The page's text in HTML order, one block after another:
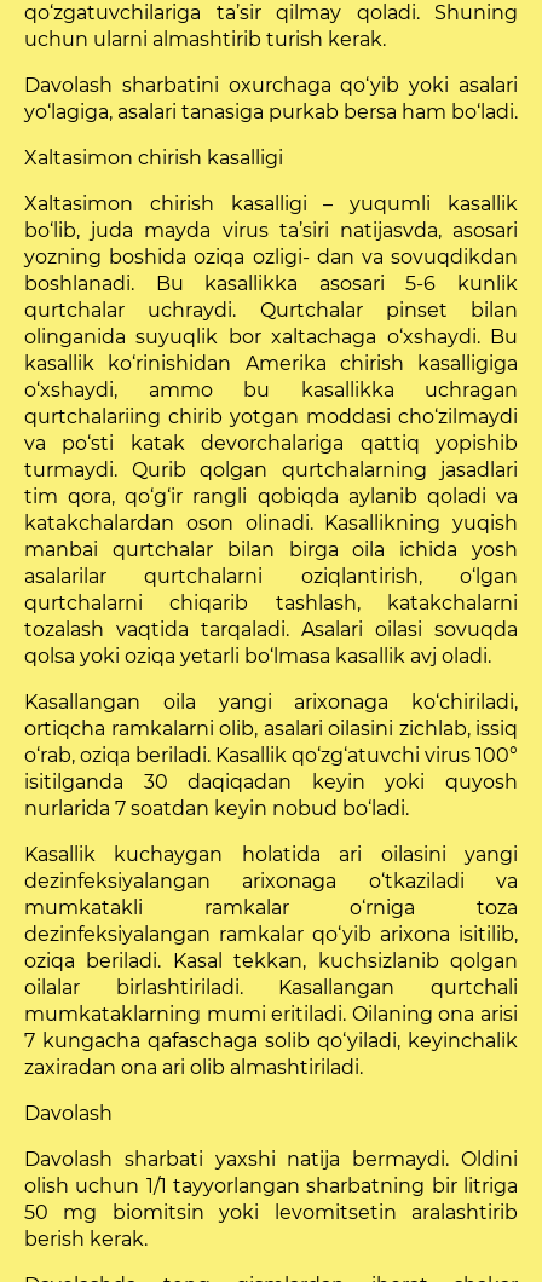
qo‘zgatuvchilariga ta’sir qilmay qoladi. Shuning
uchun ular­ni almashtirib turish kerak.
Davolash sharbatini oxurchaga qo‘yib yoki asalari
yo‘la­giga, asalari tanasiga purkab bersa ham bo‘ladi.
Xaltasimon chirish kasalligi
Xaltasimon chirish kasal­ligi – yuqumli kasallik
bo‘lib, juda mayda virus ta’siri natijasvda, asosari
yozning boshida oziqa ozligi- dan va sovuqdikdan
boshlanadi. Bu kasallikka asosari 5-6 kunlik
qurtchalar uchraydi. Qurtchalar pinset bilan
olinganida suyuqlik bor xaltachaga o‘xshaydi. Bu
kasallik ko‘rinishidan Amerika chirish kasalligiga
o‘xshaydi, ammo bu kasallikka uchragan
qurtchalariing chirib yotgan moddasi cho‘zilmaydi
va po‘sti katak devorchalariga qattiq yopishib
turmaydi. Qurib qolgan qurtchalarning jasadlari
tim qora, qo‘g‘ir rangli qobiqda aylanib qoladi va
katakchalardan oson olinadi. Kasallikning yuqish
manbai qurtchalar bilan birga oila ichida yosh
asalarilar qurtchalarni oziqlantirish, o‘lgan
qurtchalarni chiqarib tashlash, katakchalarni
tozalash vaqtida tarqaladi. Asalari oilasi sovuqda
qolsa yoki oziqa yetarli bo‘lmasa kasallik avj oladi.
Kasallangan oila yangi arixonaga ko‘chiriladi,
ortiqcha ramkalarni olib, asalari oilasini zichlab, issiq
o‘rab, oziqa beriladi. Kasallik qo‘zg‘atuvchi virus 100°
isitilganda 30 daqiqadan keyin yoki quyosh
nurlarida 7 soatdan keyin nobud bo‘ladi.
Kasallik kuchaygan holatida ari oilasini yangi
dezinfeksiyalangan arixonaga o‘tkaziladi va
mumkatakli ram­kalar o‘rniga toza
dezinfeksiyalangan ramkalar qo‘yib arixona isitilib,
oziqa beriladi. Kasal tekkan, kuchsizlanib qolgan
oilalar birlashtiriladi. Kasallangan qurtchali
mumkataklarning mumi eritiladi. Oilaning ona arisi
7 kungacha qafaschaga solib qo‘yiladi, keyinchalik
zaxiradan ona ari olib almashtiriladi.
Davolash
Davolash sharbati yaxshi natija bermaydi. Oldini
olish uchun 1/1 tayyorlangan sharbatning bir litriga
50 mg biomitsin yoki levomitsetin aralashtirib
berish kerak.